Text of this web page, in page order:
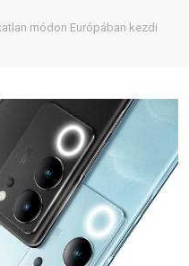
módon Európában kezdi